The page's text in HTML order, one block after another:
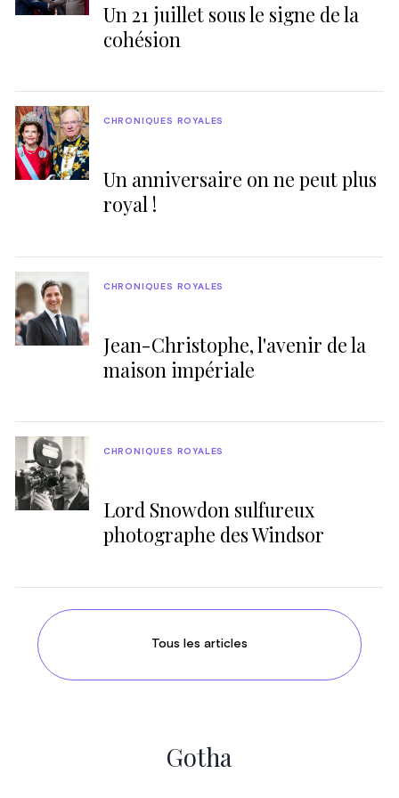
Un 21 juillet sous le signe de la
cohésion
Un anniversaire on ne peut plus
royal !
CHRONIQUES ROYALES
Jean-Christophe, l'avenir de la
maison impériale
CHRONIQUES ROYALES
Lord Snowdon sulfureux
photographe des Windsor
CHRONIQUES ROYALES
Tous les articles
Gotha